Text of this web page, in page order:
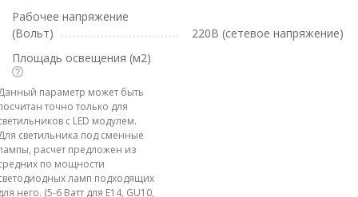
Рабочее напряжение
(Вольт)
220В (сетевое напряжение)
Площадь освещения (м2)
параметр может быть
точно только для
с LED модулем.
светильника под сменные
расчет предложен из
по мощности
ламп подходящих
него. (5-6 Ватт для E14, GU10,